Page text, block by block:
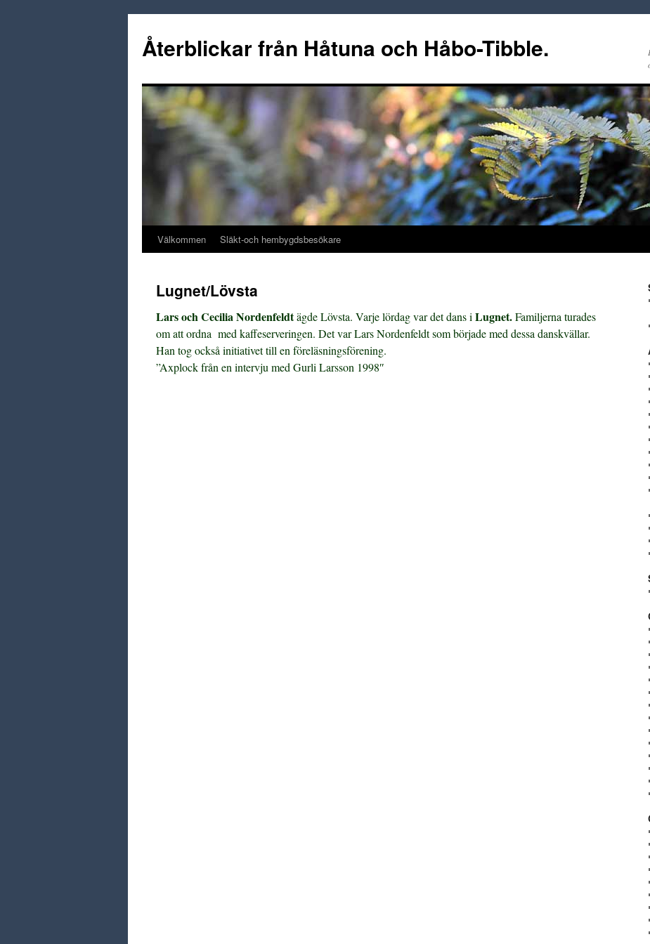
innehåll
Återblickar från Håtuna och Håbo-Tibble.
Välkommen Släkt-och hembygdsbesökare
Lugnet/Lövsta
Lars och Cecilia Nordenfeldtägde Lövsta. Varje lördag var det dans i Lugnet.Familjerna turades
om att ordna med kaffeserveringen. Det var Lars Nordenfeldt som började med dessa danskvällar.
Han tog också initiativet till en föreläsningsförening.
”Axplock från en intervju med Gurli Larsson 1998″